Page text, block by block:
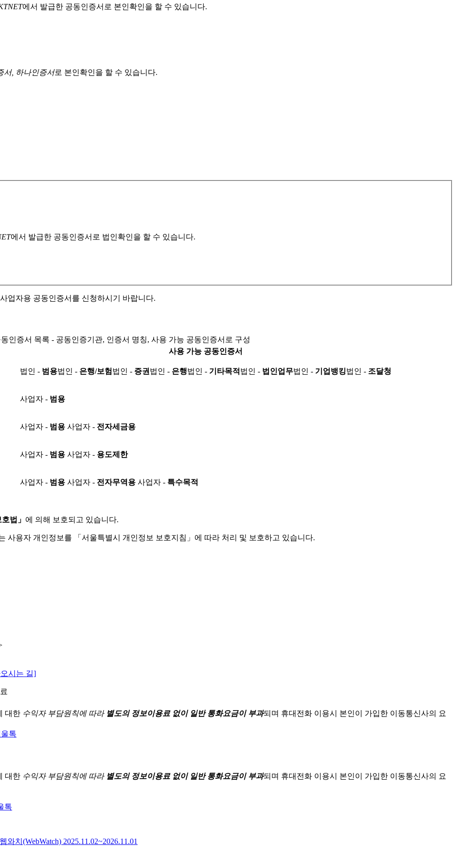
에서 발급한 공동인증서로 본인확인을 할 수 있습니다.
서, 하나인증서로 본인확인을 할 수 있습니다.
에서 발급한 공동인증서로 법인확인을 할 수 있습니다.
업자용 공동인증서를 신청하시기 바랍니다.
인증서 목록 - 공동인증기관, 인증서 명칭, 사용 가능 공동인증서로 구성
사용 가능 공동인증서
법인 - 범용법인 - 은행/보험 법인 - 증권 법인 - 은행법인 - 기타목적 법인 - 법인업무법인 - 기업뱅킹법인 - 조달청
사업자 - 범용
사업자 - 범용 사업자 - 전자세금용
사업자 - 범용 사업자 - 용도제한
사업자 - 범용 사업자 - 전자무역용 사업자 - 특수목적
법」 에 의해 보호되고 있습니다.
사용자 개인정보를 「서울특별시 개인정보 보호지침」에 따라 처리 및 보호하고 있습니다.
시는 길]
대한 수익자 부담원칙에 따라 별도의 정보이용료 없이 일반 통화요금이 부과되며 휴대전화 이용시 본인이 가입한 이동통신사의 요
대한 수익자 부담원칙에 따라 별도의 정보이용료 없이 일반 통화요금이 부과되며 휴대전화 이용시 본인이 가입한 이동통신사의 요